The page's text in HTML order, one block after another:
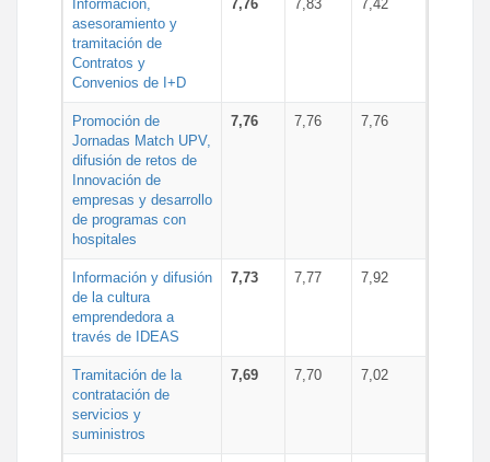
Información,
asesoramiento y
tramitación de
Contratos y
Convenios de I+D
7,76 7,83 7,42
Promoción de
Jornadas Match UPV,
difusión de retos de
Innovación de
empresas y desarrollo
de programas con
hospitales
7,76 7,76 7,76
Información y difusión
de la cultura
emprendedora a
través de IDEAS
7,73 7,77 7,92
Tramitación de la
contratación de
servicios y
suministros
7,69 7,70 7,02